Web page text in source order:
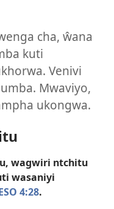
cha, ŵana
kuti
Venivi
Mwaviyo,
ukongwa.
wagwiri ntchitu
wasaniyi
4:28.